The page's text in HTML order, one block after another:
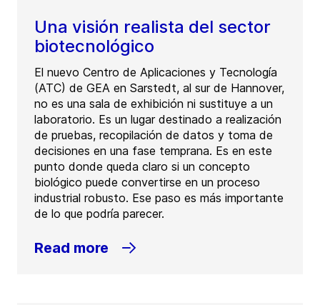
Una visión realista del sector
biotecnológico
El nuevo Centro de Aplicaciones y Tecnología
(ATC) de GEA en Sarstedt, al sur de Hannover,
no es una sala de exhibición ni sustituye a un
laboratorio. Es un lugar destinado a realización
de pruebas, recopilación de datos y toma de
decisiones en una fase temprana. Es en este
punto donde queda claro si un concepto
biológico puede convertirse en un proceso
industrial robusto. Ese paso es más importante
de lo que podría parecer.
Read more